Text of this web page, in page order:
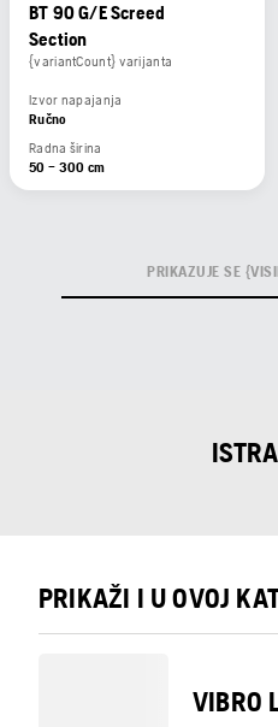
BT 90 G/E Screed
Section
{variantCount} varijanta
Izvor napajanja
Ručno
Radna širina
50 – 300 cm
PRIKAZUJE SE
PRIKAŽI I U OVOJ
VIBRO